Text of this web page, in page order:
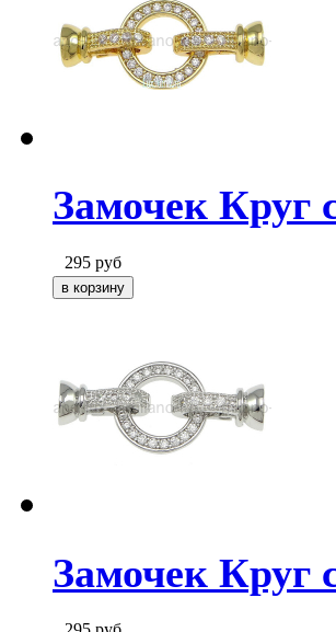
Замочек Круг
295 руб
Замочек Круг